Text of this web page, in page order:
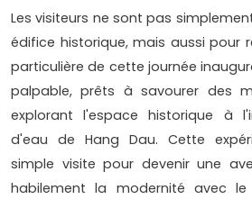
Les visiteurs ne sont pas
édifice historique, mais aussi pour
particulière de cette journée
palpable, prêts à savourer des
explorant l'espace historique à
d'eau de Hang Dau. Cette
simple visite pour devenir une
habilement la modernité avec